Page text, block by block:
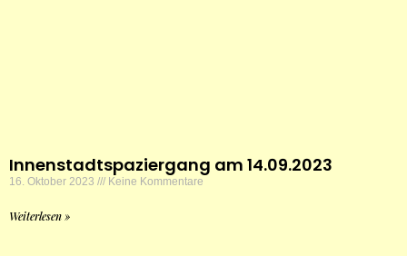
Innenstadtspaziergang am 14.09.2023
16. Oktober 2023 Keine Kommentare
Weiterlesen »